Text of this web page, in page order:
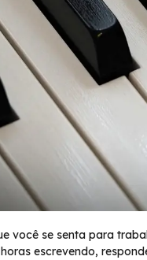
você se senta para
escrevendo,